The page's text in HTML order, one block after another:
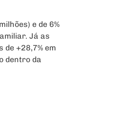
e de 6%
Já as
+28,7% em
dentro da